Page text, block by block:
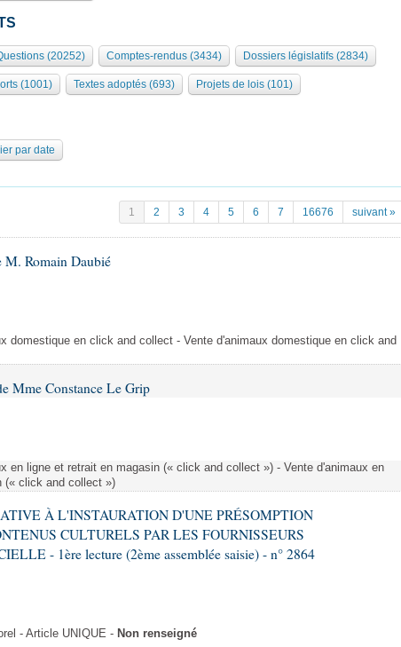
(20252) Comptes-rendus (3434) Dossiers législatifs (2834)
(1001) Textes adoptés (693) Projets de lois (101)
par date
1 2 3 4 5 6 7 16676 suivant »
M. Romain Daubié
domestique en click and collect - Vente d'animaux domestique en click and
Mme Constance Le Grip
en ligne et retrait en magasin (« click and collect ») - Vente d'animaux en
(« click and collect »)
À L'INSTAURATION D'UNE PRÉSOMPTION
CULTURELS PAR LES FOURNISSEURS
- 1ère lecture (2ème assemblée saisie) - n° 2864
- Article UNIQUE - Non renseigné